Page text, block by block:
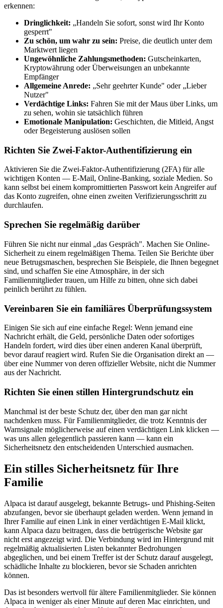
erkennen:
Dringlichkeit: „Handeln Sie sofort, sonst wird Ihr Konto
gesperrt"
Zu schön, um wahr zu sein: Preise, die deutlich unter dem
Marktwert liegen
Ungewöhnliche Zahlungsmethoden: Gutscheinkarten,
Kryptowährung oder Überweisungen an unbekannte
Empfänger
Allgemeine Anrede: „Sehr geehrter Kunde" oder „Lieber
Nutzer"
Verdächtige Links: Fahren Sie mit der Maus über Links, um
zu sehen, wohin sie tatsächlich führen
Emotionale Manipulation: Geschichten, die Mitleid, Angst
oder Begeisterung auslösen sollen
Richten Sie Zwei-Faktor-Authentifizierung ein
Aktivieren Sie die Zwei-Faktor-Authentifizierung (2FA) für alle
wichtigen Konten — E-Mail, Online-Banking, soziale Medien. So
kann selbst bei einem kompromittierten Passwort kein Angreifer auf
das Konto zugreifen, ohne einen zweiten Verifizierungsschritt zu
durchlaufen.
Sprechen Sie regelmäßig darüber
Führen Sie nicht nur einmal „das Gespräch". Machen Sie Online-
Sicherheit zu einem regelmäßigen Thema. Teilen Sie Berichte über
neue Betrugsmaschen, besprechen Sie Beispiele, die Ihnen begegnet
sind, und schaffen Sie eine Atmosphäre, in der sich
Familienmitglieder trauen, um Hilfe zu bitten, ohne sich dabei
peinlich berührt zu fühlen.
Vereinbaren Sie ein familiäres Überprüfungssystem
Einigen Sie sich auf eine einfache Regel: Wenn jemand eine
Nachricht erhält, die Geld, persönliche Daten oder sofortiges
Handeln fordert, wird dies über einen anderen Kanal überprüft,
bevor darauf reagiert wird. Rufen Sie die Organisation direkt an —
über eine Nummer von deren offizieller Website, nicht die Nummer
aus der Nachricht.
Richten Sie einen stillen Hintergrundschutz ein
Manchmal ist der beste Schutz der, über den man gar nicht
nachdenken muss. Für Familienmitglieder, die trotz Kenntnis der
Warnsignale möglicherweise auf einen verdächtigen Link klicken —
was uns allen gelegentlich passieren kann — kann ein
Sicherheitsnetz den entscheidenden Unterschied ausmachen.
Ein stilles Sicherheitsnetz für Ihre
Familie
Alpaca ist darauf ausgelegt, bekannte Betrugs- und Phishing-Seiten
abzufangen, bevor sie überhaupt geladen werden. Wenn jemand in
Ihrer Familie auf einen Link in einer verdächtigen E-Mail klickt,
kann Alpaca dazu beitragen, dass die betrügerische Website gar
nicht erst angezeigt wird. Die Verbindung wird im Hintergrund mit
regelmäßig aktualisierten Listen bekannter Bedrohungen
abgeglichen, und bei einem Treffer ist der Schutz darauf ausgelegt,
schädliche Inhalte zu blockieren, bevor sie Schaden anrichten
können.
Das ist besonders wertvoll für ältere Familienmitglieder. Sie können
Alpaca in weniger als einer Minute auf deren Mac einrichten, und